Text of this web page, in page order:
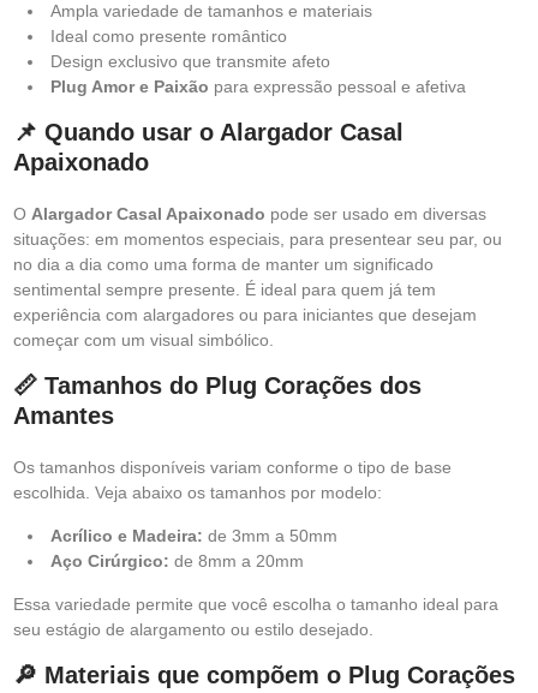
Ampla variedade de tamanhos e materiais
Ideal como presente romântico
Design exclusivo que transmite afeto
Plug Amor e Paixão para expressão pessoal e afetiva
📌 Quando usar o Alargador Casal
Apaixonado
O Alargador Casal Apaixonado pode ser usado em diversas
situações: em momentos especiais, para presentear seu par, ou
no dia a dia como uma forma de manter um significado
sentimental sempre presente. É ideal para quem já tem
experiência com alargadores ou para iniciantes que desejam
começar com um visual simbólico.
📏 Tamanhos do Plug Corações dos
Amantes
Os tamanhos disponíveis variam conforme o tipo de base
escolhida. Veja abaixo os tamanhos por modelo:
Acrílico e Madeira: de 3mm a 50mm
Aço Cirúrgico: de 8mm a 20mm
Essa variedade permite que você escolha o tamanho ideal para
seu estágio de alargamento ou estilo desejado.
🔎 Materiais que compõem o Plug Corações